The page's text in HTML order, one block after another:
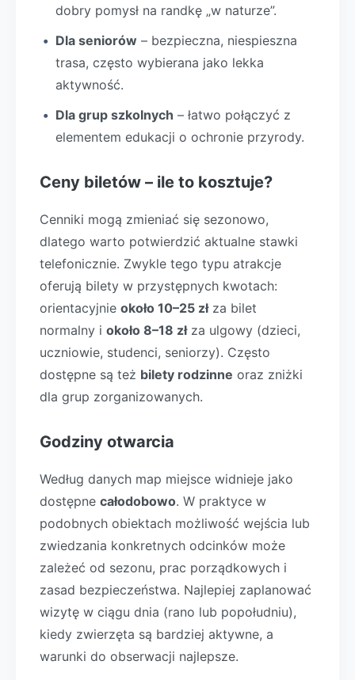
dobry pomysł na randkę „w naturze”.
Dla seniorów – bezpieczna, niespieszna
trasa, często wybierana jako lekka
aktywność.
Dla grup szkolnych – łatwo połączyć z
elementem edukacji o ochronie przyrody.
Ceny biletów – ile to kosztuje?
Cenniki mogą zmieniać się sezonowo,
dlatego warto potwierdzić aktualne stawki
telefonicznie. Zwykle tego typu atrakcje
oferują bilety w przystępnych kwotach:
orientacyjnie około 10–25 złza bilet
normalny i około 8–18 złza ulgowy (dzieci,
uczniowie, studenci, seniorzy). Często
dostępne są też bilety rodzinne oraz zniżki
dla grup zorganizowanych.
Godziny otwarcia
Według danych map miejsce widnieje jako
dostępne całodobowo. W praktyce w
podobnych obiektach możliwość wejścia lub
zwiedzania konkretnych odcinków może
zależeć od sezonu, prac porządkowych i
zasad bezpieczeństwa. Najlepiej zaplanować
wizytę w ciągu dnia (rano lub popołudniu),
kiedy zwierzęta są bardziej aktywne, a
warunki do obserwacji najlepsze.